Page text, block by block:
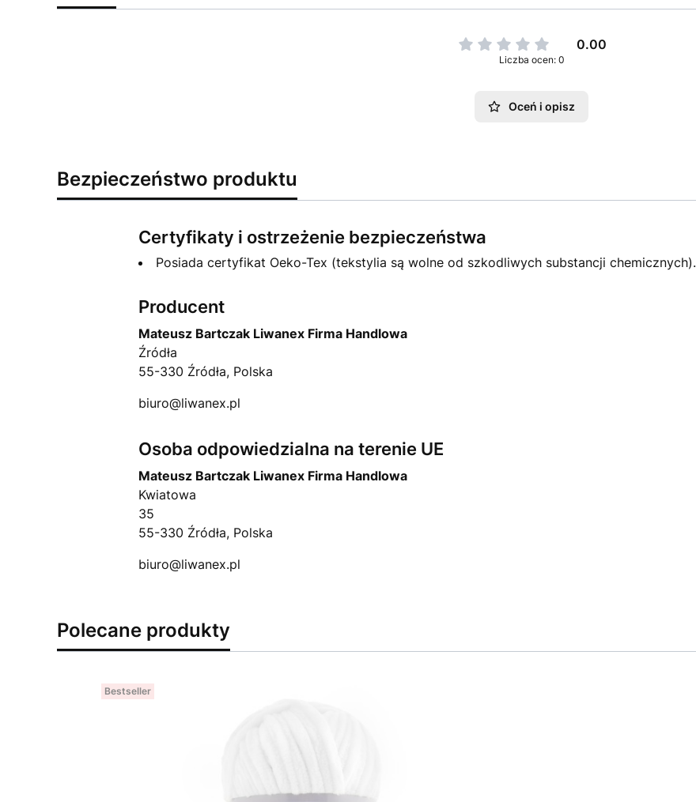
0.00
Liczba ocen: 0
Oceń i opisz
Bezpieczeństwo produktu
Certyfikaty i ostrzeżenie bezpieczeństwa
Posiada certyfikat Oeko-Tex (tekstylia są wolne od szkodliwych substancji chemicznych).
Producent
Mateusz Bartczak Liwanex Firma Handlowa
Źródła
55-330 Źródła, Polska
biuro@liwanex.pl
Osoba odpowiedzialna na terenie UE
Mateusz Bartczak Liwanex Firma Handlowa
Kwiatowa
35
55-330 Źródła, Polska
biuro@liwanex.pl
Polecane produkty
Bestseller